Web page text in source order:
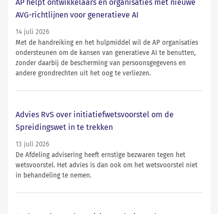
AP helpt ontwikkelaars en organisaties met nieuwe
AVG-richtlijnen voor generatieve AI
14 juli 2026
Met de handreiking en het hulpmiddel wil de AP organisaties
ondersteunen om de kansen van generatieve AI te benutten,
zonder daarbij de bescherming van persoonsgegevens en
andere grondrechten uit het oog te verliezen.
Advies RvS over initiatiefwetsvoorstel om de
Spreidingswet in te trekken
13 juli 2026
De Afdeling advisering heeft ernstige bezwaren tegen het
wetsvoorstel. Het advies is dan ook om het wetsvoorstel niet
in behandeling te nemen.